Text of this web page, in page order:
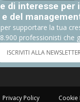
di interesse per
del
supportare la tua
professionisti che
ISCRIVITI ALLA
Privacy Policy Cookie